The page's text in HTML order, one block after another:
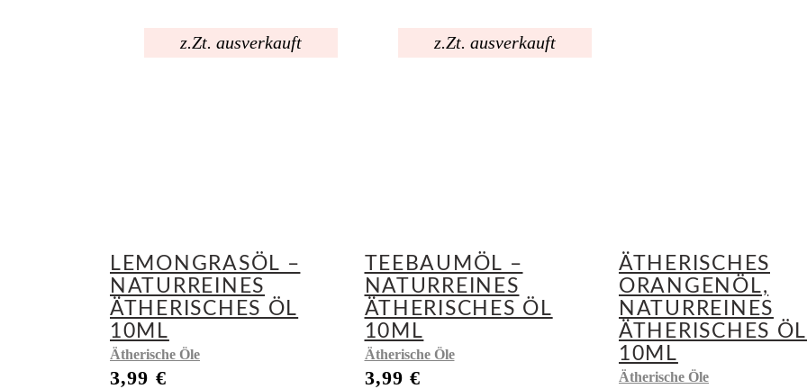
z.Zt. ausverkauft
LEMONGRASÖL –
NATURREINES
ÄTHERISCHES ÖL
10ML
Ätherische Öle
3,99 €
z.Zt. ausverkauft
TEEBAUMÖL –
NATURREINES
ÄTHERISCHES ÖL
10ML
Ätherische Öle
3,99 €
ÄTHERISCHES
ORANGENÖL,
NATURREINES
ÄTHERISCHES ÖL
10ML
Ätherische Öle